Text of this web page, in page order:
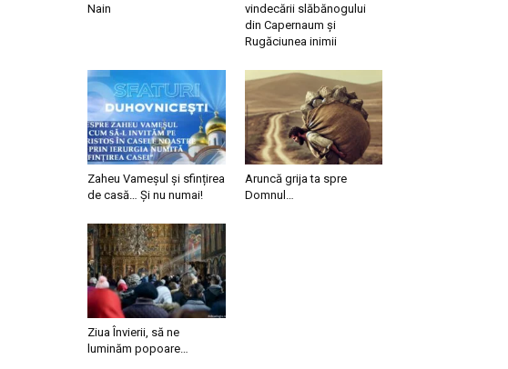
Nain
vindecării slăbănogului
din Capernaum și
Rugăciunea inimii
Zaheu Vameșul și sfințirea
de casă… Și nu numai!
Aruncă grija ta spre
Domnul…
Ziua Învierii, să ne
luminăm popoare…